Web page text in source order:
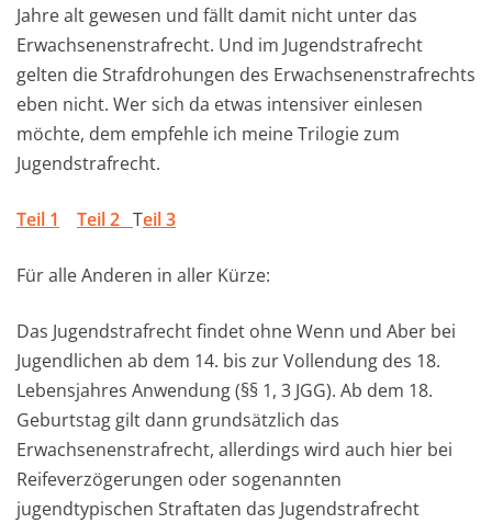
Jahre alt gewesen und fällt damit nicht unter das
Erwachsenenstrafrecht. Und im Jugendstrafrecht
gelten die Strafdrohungen des Erwachsenenstrafrechts
eben nicht. Wer sich da etwas intensiver einlesen
möchte, dem empfehle ich meine Trilogie zum
Jugendstrafrecht.
Teil 1 Teil 2 Teil 3
Für alle Anderen in aller Kürze:
Das Jugendstrafrecht findet ohne Wenn und Aber bei
Jugendlichen ab dem 14. bis zur Vollendung des 18.
Lebensjahres Anwendung (§§ 1, 3 JGG). Ab dem 18.
Geburtstag gilt dann grundsätzlich das
Erwachsenenstrafrecht, allerdings wird auch hier bei
Reifeverzögerungen oder sogenannten
jugendtypischen Straftaten das Jugendstrafrecht